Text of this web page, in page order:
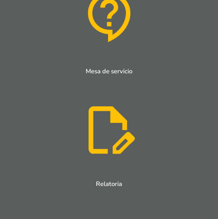
Mesa de servicio
Relatoria